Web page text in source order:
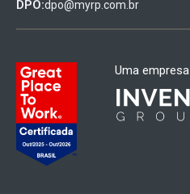
DPO:dpo@myrp.com.br
Uma empresa